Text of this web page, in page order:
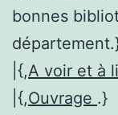
bonnes
|{,A voir et à
|{,Ouvrage .}